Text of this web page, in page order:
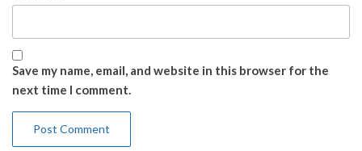
Save my name, email, and website in this browser for the
next time I comment.